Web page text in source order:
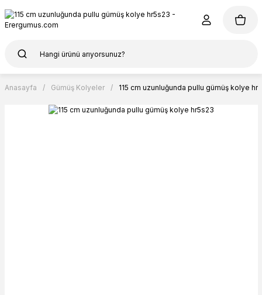
Anasayfa Gümüş Kolyeler 115 cm uzunluğunda pullu gümüş kolye